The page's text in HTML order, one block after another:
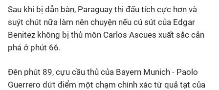
Sau khi bị dẫn bàn, Paraguay thi đấu tích cực hơn và
suýt chút nữa làm nên chuyện nếu cú sút của Edgar
Benitez không bị thủ môn Carlos Ascues xuất sắc cản
phá ở phút 66.
Đên phút 89, cựu cầu thủ của Bayern Munich - Paolo
Guerrero dứt điểm một chạm chính xác từ quả tạt của